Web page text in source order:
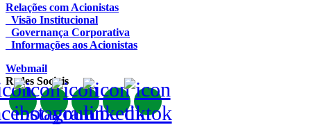
Relações com Acionistas
Visão Institucional
Governança Corporativa
Informações aos Acionistas
Webmail
Redes Sociais